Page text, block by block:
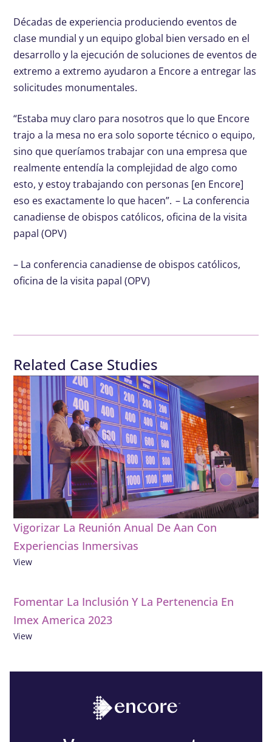
Décadas de experiencia produciendo eventos de
clase mundial y un equipo global bien versado en el
desarrollo y la ejecución de soluciones de eventos de
extremo a extremo ayudaron a Encore a entregar las
solicitudes monumentales.
“Estaba muy claro para nosotros que lo que Encore
trajo a la mesa no era solo soporte técnico o equipo,
sino que queríamos trabajar con una empresa que
realmente entendía la complejidad de algo como
esto, y estoy trabajando con personas [en Encore]
eso es exactamente lo que hacen”. – La conferencia
canadiense de obispos católicos, oficina de la visita
papal (OPV)
– La conferencia canadiense de obispos católicos,
oficina de la visita papal (OPV)
Related Case Studies
Vigorizar La Reunión Anual De Aan Con
Experiencias Inmersivas
View
Fomentar La Inclusión Y La Pertenencia En
Imex America 2023
View